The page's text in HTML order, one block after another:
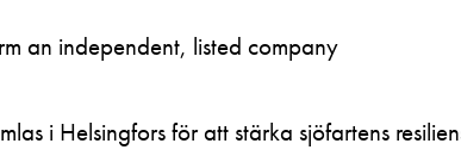
an independent, listed company
i Helsingfors för att stärka sjöfartens